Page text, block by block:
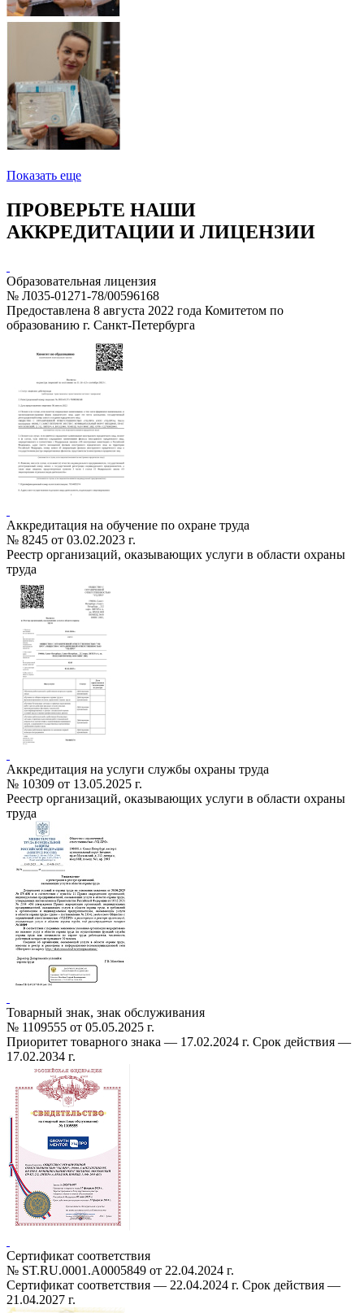
Показать еще
ПРОВЕРЬТЕ НАШИ
АККРЕДИТАЦИИ И ЛИЦЕНЗИИ
Образовательная лицензия
№ Л035-01271-78/00596168
Предоставлена 8 августа 2022 года Комитетом по
образованию г. Санкт-Петербурга
Аккредитация на обучение по охране труда
№ 8245 от 03.02.2023 г.
Реестр организаций, оказывающих услуги в области охраны
труда
Аккредитация на услуги службы охраны труда
№ 10309 от 13.05.2025 г.
Реестр организаций, оказывающих услуги в области охраны
труда
Товарный знак, знак обслуживания
№ 1109555 от 05.05.2025 г.
Приоритет товарного знака — 17.02.2024 г. Срок действия —
17.02.2034 г.
Сертификат соответствия
№ ST.RU.0001.A0005849 от 22.04.2024 г.
Cертификат соответствия — 22.04.2024 г. Срок действия —
21.04.2027 г.